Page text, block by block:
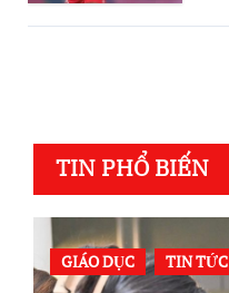
TIN PHỔ BIẾN
GIÁO DỤC TIN TỨC